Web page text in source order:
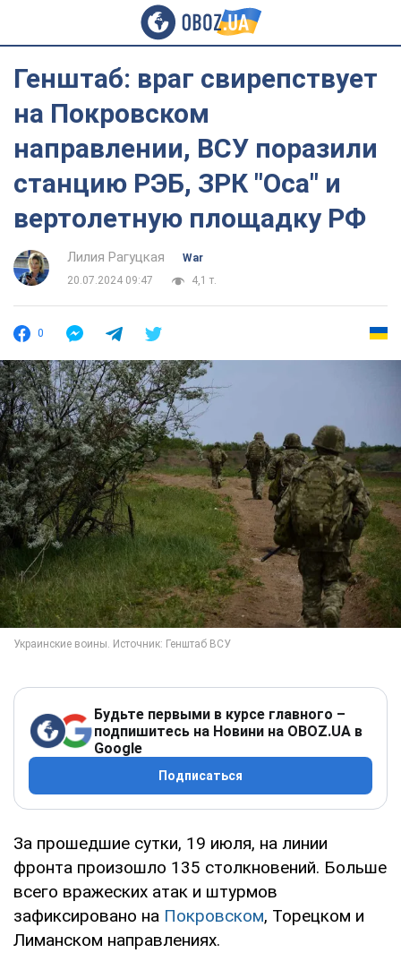
Генштаб: враг свирепствует
на Покровском
направлении, ВСУ поразили
станцию РЭБ, ЗРК "Оса" и
вертолетную площадку РФ
Лилия Рагуцкая
War
20.07.2024 09:47
4,1 т.
0
Будьте первыми в курсе главного –
подпишитесь на Новини на OBOZ.UA в
Google
Подписаться
За прошедшие сутки, 19 июля, на линии
фронта произошло 135 столкновений. Больше
всего вражеских атак и штурмов
зафиксировано на Покровском, Торецком и
Лиманском направлениях.